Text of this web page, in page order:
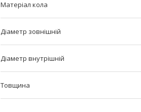
Матеріал кола
Діаметр зовнішній
Діаметр внутрішній
Товщина